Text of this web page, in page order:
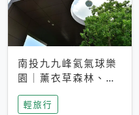
南投九九峰氦氣球樂
園｜薰衣草森林、就
燒肉、森彥咖啡體驗
分享
輕旅行